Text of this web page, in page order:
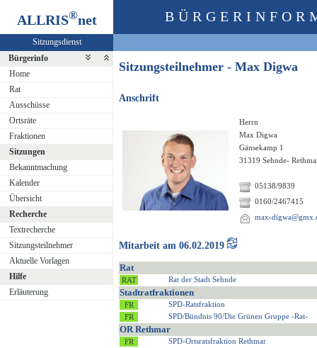
ALLRIS®net
Sitzungsdienst
Bürgerinfo
Home
Rat
Ausschüsse
Ortsräte
Fraktionen
Sitzungen
Bekanntmachung
Kalender
Übersicht
Recherche
Textrecherche
Sitzungsteilnehmer
Aktuelle Vorlagen
Hilfe
Erläuterung
Sitzungsteilnehmer - Max Digwa
Anschrift
Herrn
Max Digwa
Gänsekamp 1
31319 Sehnde-
05138/9839
0160/2467415
max-
Mitarbeit am 06.02.2019
Rat
Rat der Stadt Sehnde
Stadtratfraktionen
SPD-Ratsfraktion
SPD/Bündnis 90/Die Grünen Gruppe -Rat-
OR Rethmar
SPD-Ortsratsfraktion Rethmar